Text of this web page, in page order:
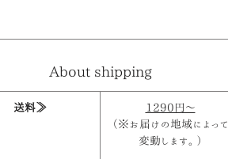
About shipping
送料≫
1290円～
（※お届けの地域によって
変動します。）